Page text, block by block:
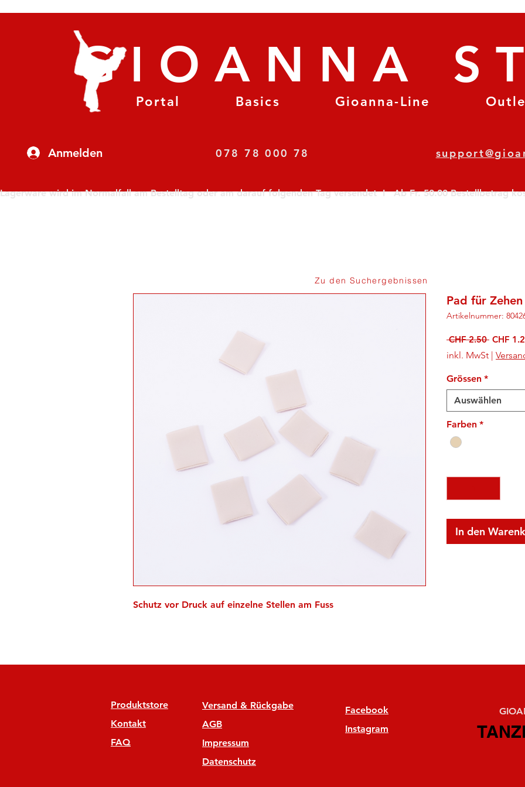
Anmelden
Portal Basics Gioanna-Line
GIOANNA
078 78 000 78
Lagerware wird im Normalfall am Bestelltag oder am darauf folgenden Tag versendet  I   Ab Fr. 50.00 Bestellbetrag
Schutz vor Druck auf einzelne Stellen am Fuss
Pad für Zehen
Artikelnummer:
CHF 2.50 CHF
inkl. MwSt |
Grössen *
Auswählen
Farben *
In den
Zu den Suchergebnissen
Produktstore
Kontakt
FAQ
Versand & Rückgabe
AGB
Impressum
Datenschutz
Facebook
Instagram